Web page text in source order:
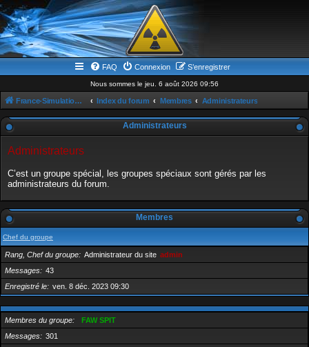
FAQ Connexion S’enregistrer
Nous sommes le jeu. 6 août 2026 09:56
France-Simulation / Simulation-france-magazine.com Index du forum Membres Administrateurs
Administrateurs
Administrateurs
C’est un groupe spécial, les groupes spéciaux sont gérés par les
administrateurs du forum.
Membres
Chef du groupe
Rang, Chef du groupe Administrateur du site admin
Messages
43
Enregistré le
ven. 8 déc. 2023 09:30
Membres du groupe
FAW SPIT
Messages
301